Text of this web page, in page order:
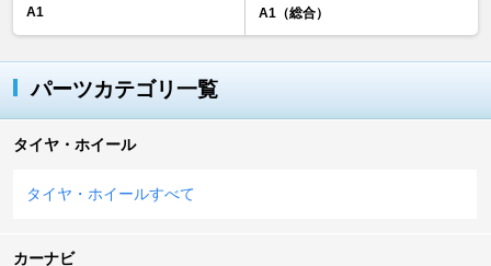
A1 A1（総合）
パーツカテゴリ一覧
タイヤ・ホイール
タイヤ・ホイールすべて
カーナビ